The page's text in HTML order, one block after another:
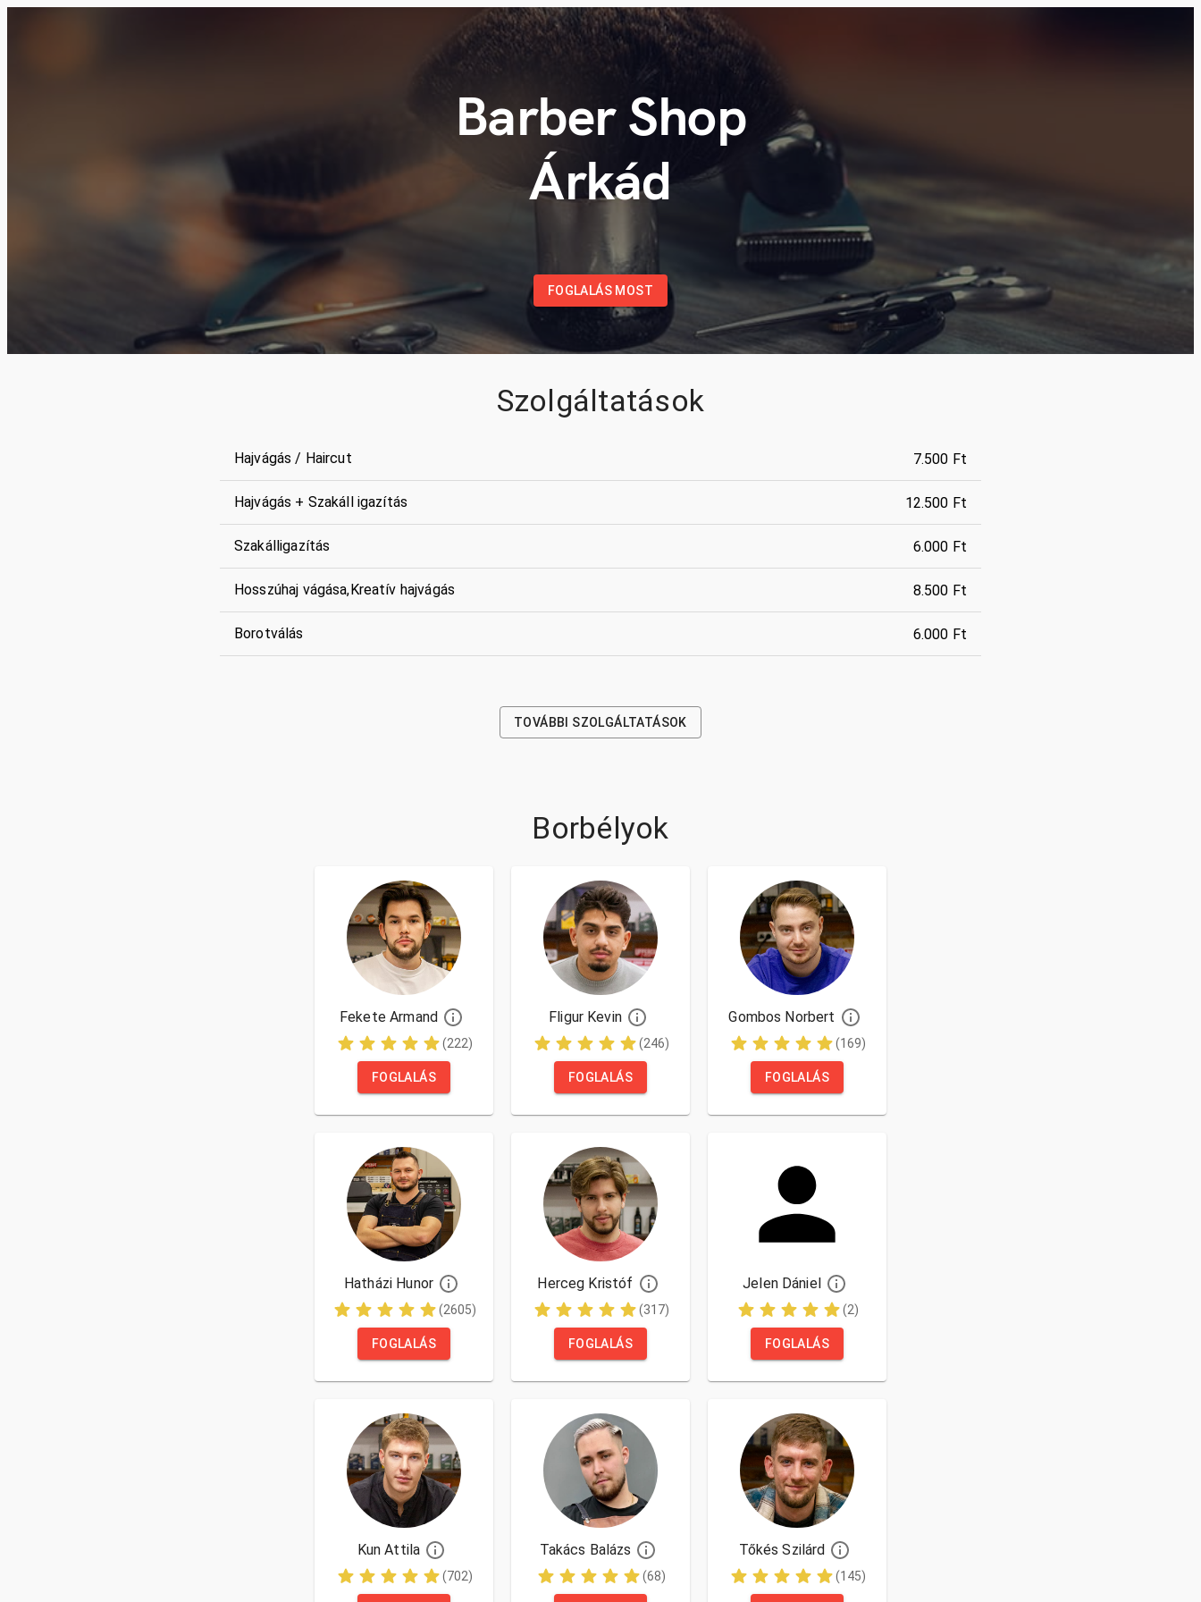
Barber Shop
Árkád
FOGLALÁS MOST
Szolgáltatások
Hajvágás / Haircut 7.500 Ft
Hajvágás + Szakáll igazítás 12.500 Ft
Szakálligazítás 6.000 Ft
Hosszúhaj vágása,Kreatív hajvágás 8.500 Ft
Borotválás 6.000 Ft
TOVÁBBI SZOLGÁLTATÁSOK
Borbélyok
Fekete Armand
(222)
FOGLALÁS
Fligur Kevin
(246)
FOGLALÁS
Gombos Norbert
(169)
FOGLALÁS
Hatházi Hunor
(2605)
FOGLALÁS
Herceg Kristóf
(317)
FOGLALÁS
Jelen Dániel
(2)
FOGLALÁS
Kun Attila
(702)
Takács Balázs
(68)
Tőkés Szilárd
(145)